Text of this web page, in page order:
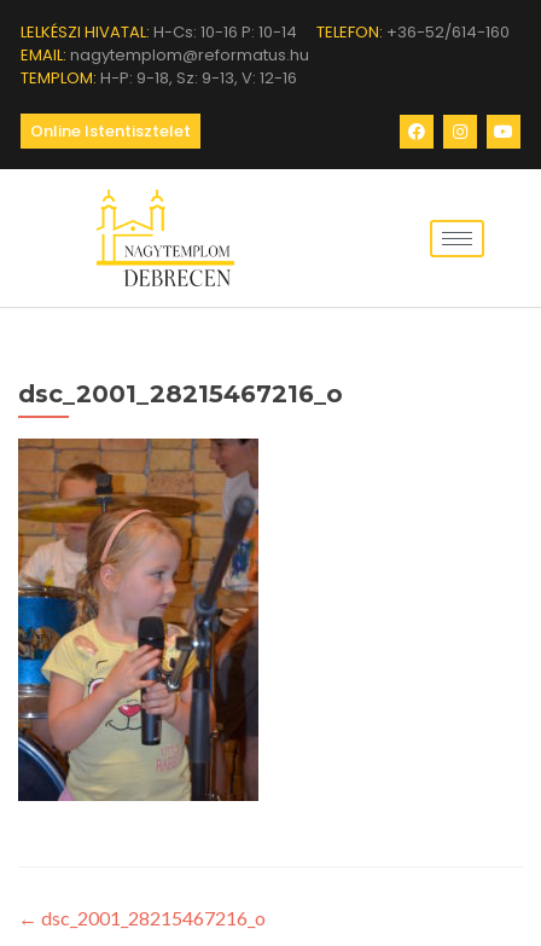
LELKÉSZI HIVATAL: H-Cs: 10-16 P: 10-14 TELEFON: +36-52/614-160
EMAIL: nagytemplom@reformatus.hu
TEMPLOM: H-P: 9-18, Sz: 9-13, V: 12-16
Online Istentisztelet
dsc_2001_28215467216_o
← dsc_2001_28215467216_o